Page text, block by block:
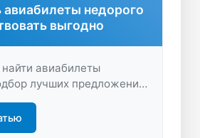
авиабилеты недорого
выгодно
найти авиабилеты
лучших предложений,
на LastBilet.ru.
чаще и выгоднее!